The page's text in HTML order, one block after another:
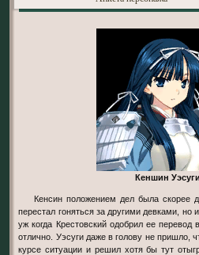
Кеншин Уэсуги
Кенсин положением дел была скорее довольна - Рейджи хоть и не
перестал гоняться за другими девками,
уж когда Крестовский одобрил ее перевод
отлично. Уэсуги даже в голову не пришло,
курсе ситуации и решил хотя бы тут